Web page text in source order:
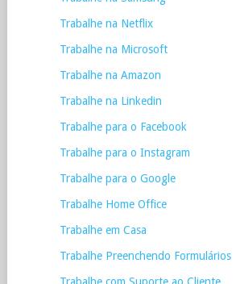
Trabalhe na Netflix
Trabalhe na Microsoft
Trabalhe na Amazon
Trabalhe na Linkedin
Trabalhe para o Facebook
Trabalhe para o Instagram
Trabalhe para o Google
Trabalhe Home Office
Trabalhe em Casa
Trabalhe Preenchendo Formulários